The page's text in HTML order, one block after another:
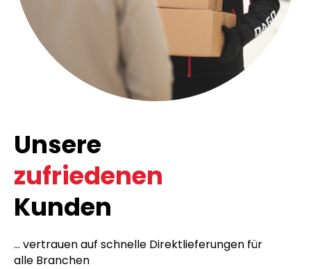
Unsere
zufriedenen
Kunden
... vertrauen auf schnelle Direktlieferungen für
alle Branchen